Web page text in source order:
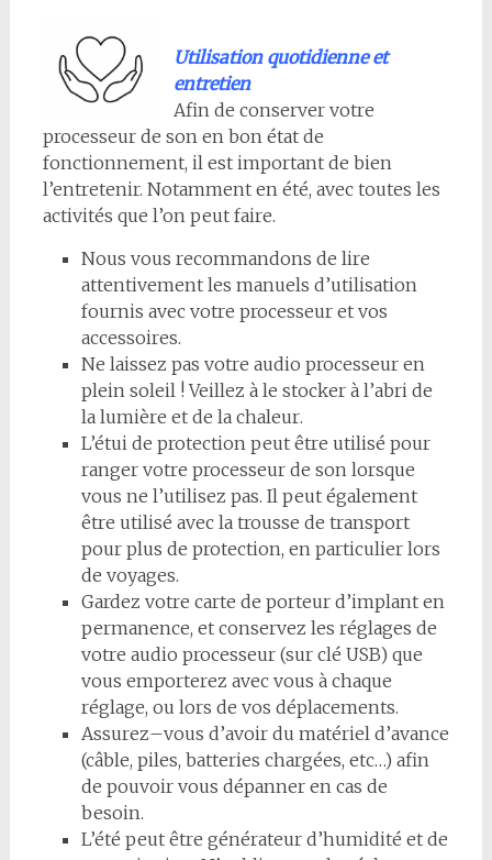
Utilisation quotidienne et
entretien
Afin de conserver votre
processeur de son en bon état de
fonctionnement, il est important de bien
l’entretenir. Notamment en été, avec toutes les
activités que l’on peut faire.
Nous vous recommandons de lire
attentivement les manuels d’utilisation
fournis avec votre processeur et vos
accessoires.
Ne laissez pas votre audio processeur en
plein soleil ! Veillez à le stocker à l’abri de
la lumière et de la chaleur.
L’étui de protection peut être utilisé pour
ranger votre processeur de son lorsque
vous ne l’utilisez pas. Il peut également
être utilisé avec la trousse de transport
pour plus de protection, en particulier lors
de voyages.
Gardez votre carte de porteur d’implant en
permanence, et conservez les réglages de
votre audio processeur (sur clé USB) que
vous emporterez avec vous à chaque
réglage, ou lors de vos déplacements.
Assurez–vous d’avoir du matériel d’avance
(câble, piles, batteries chargées, etc…) afin
de pouvoir vous dépanner en cas de
besoin.
L’été peut être générateur d’humidité et de